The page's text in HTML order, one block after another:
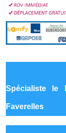
Spécialiste le
Faverelles